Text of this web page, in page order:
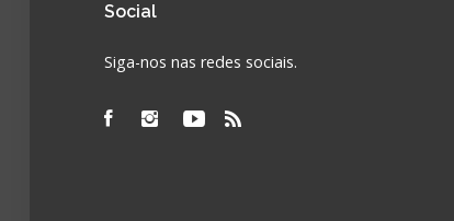
Social
Siga-nos nas redes sociais.